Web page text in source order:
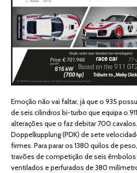
Emoção não vai faltar, já que o 935
de seis cilindros bi-turbo que equipa o
alterações que o faz debitar 700
Doppelkupplung (PDK) de sete
firmes. Para parar os 1380 quilos de
travões de competição de seis
ventilados e perfurados de 380